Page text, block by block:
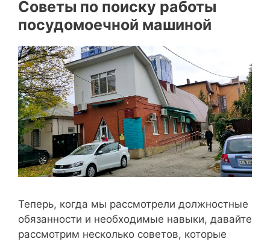
Советы по поиску работы
посудомоечной машиной
Теперь, когда мы рассмотрели должностные
обязанности и необходимые навыки, давайте
рассмотрим несколько советов, которые